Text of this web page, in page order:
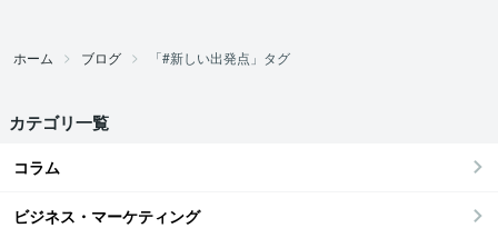
ホーム ブログ 「#新しい出発点」タグ
カテゴリ一覧
コラム
ビジネス・マーケティング